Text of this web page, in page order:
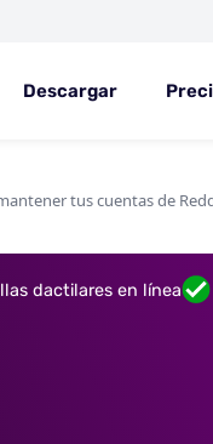
Descargar
tus cuentas de
dactilares en línea